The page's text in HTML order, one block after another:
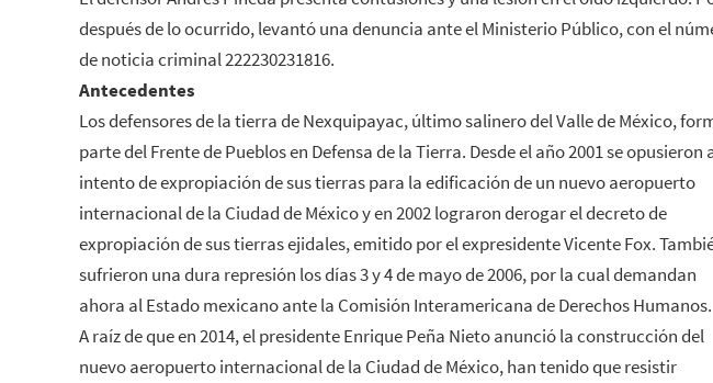
después de lo ocurrido, levantó una denuncia ante el Ministerio Público, con el
de noticia criminal 222230231816.
Antecedentes
Los defensores de la tierra de Nexquipayac, último salinero del Valle de México,
parte del Frente de Pueblos en Defensa de la Tierra. Desde el año 2001 se opusieron
intento de expropiación de sus tierras para la edificación de un nuevo aeropuerto
internacional de la Ciudad de México y en 2002 lograron derogar el decreto de
expropiación de sus tierras ejidales, emitido por el expresidente Vicente Fox.
sufrieron una dura represión los días 3 y 4 de mayo de 2006, por la cual demandan
ahora al Estado mexicano ante la Comisión Interamericana de Derechos Humanos.
A raíz de que en 2014, el presidente Enrique Peña Nieto anunció la construcción del
nuevo aeropuerto internacional de la Ciudad de México, han tenido que resistir